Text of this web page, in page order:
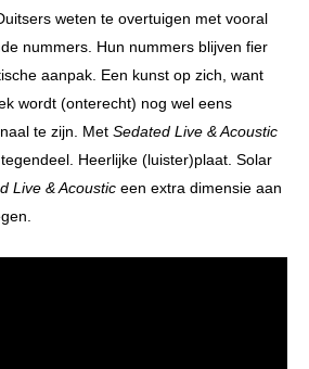
weten te overtuigen met vooral
nummers. Hun nummers blijven fier
aanpak. Een kunst op zich, want
wordt (onterecht) nog wel eens
te zijn. Met Sedated Live & Acoustic
Heerlijke (luister)plaat. Solar
Live & Acoustic een extra dimensie aan